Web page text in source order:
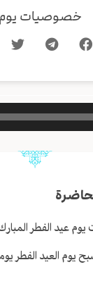
خصوصيات يوم
عيد الفطر
يوم العيد الفطر